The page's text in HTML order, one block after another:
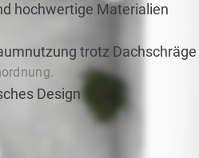
hochwertige Materialien
trotz Dachschräge
Design